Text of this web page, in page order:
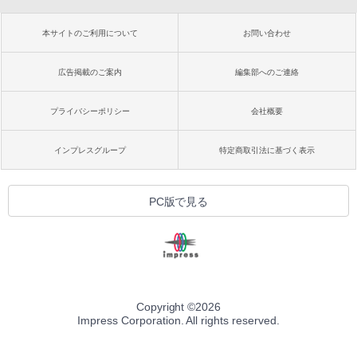
本サイトのご利用について お問い合わせ
広告掲載のご案内 編集部へのご連絡
プライバシーポリシー 会社概要
インプレスグループ 特定商取引法に基づく表示
PC版で見る
Copyright ©2026
Impress Corporation. All rights reserved.